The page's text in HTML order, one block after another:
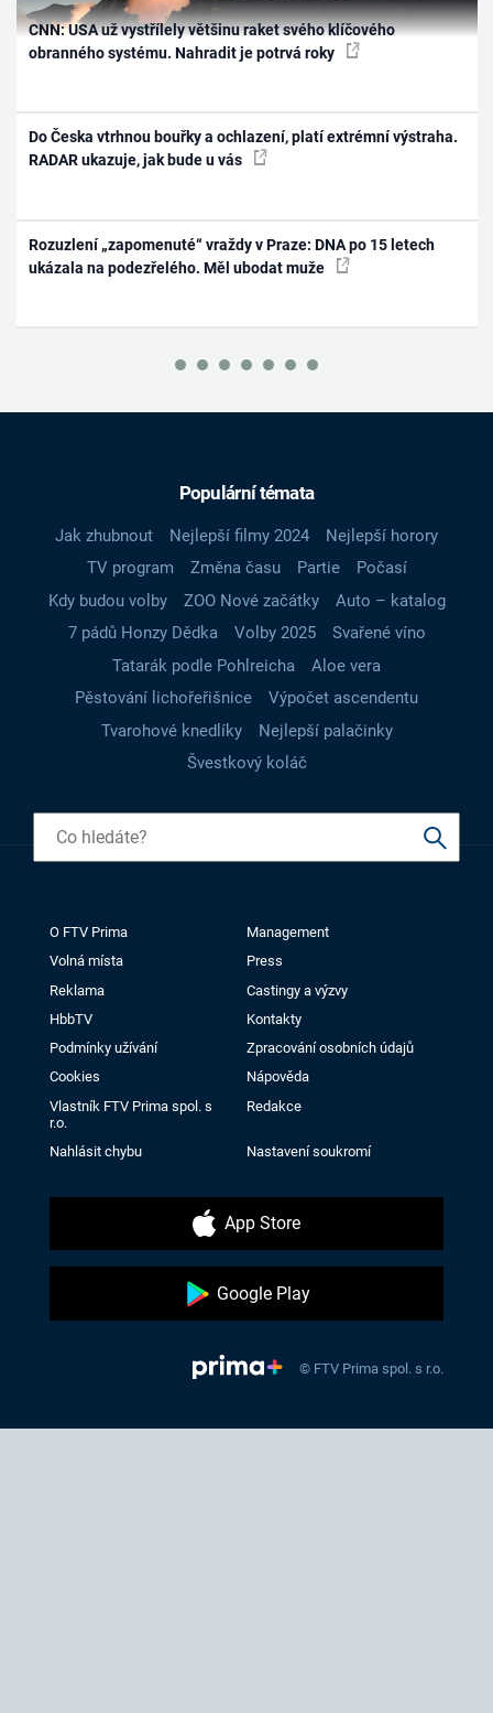
CNN: USA už vystřílely většinu raket svého klíčového
obranného systému. Nahradit je potrvá roky
Do Česka vtrhnou bouřky a ochlazení, platí extrémní výstraha.
RADAR ukazuje, jak bude u vás
Rozuzlení „zapomenuté“ vraždy v Praze: DNA po 15 letech
ukázala na podezřelého. Měl ubodat muže
Populární témata
Jak zhubnout Nejlepší filmy 2024
Nejlepší horory
TV program
Změna času Partie
Počasí
Kdy budou volby
ZOO Nové začátky
Auto – katalog
7 pádů Honzy Dědka
Volby 2025
Svařené víno
Tatarák podle Pohlreicha
Aloe vera
Pěstování lichořeřišnice
Výpočet ascendentu
Tvarohové knedlíky
Nejlepší palačinky
Švestkový koláč
O FTV Prima
Management
Volná místa
Press
Reklama
Castingy a výzvy
HbbTV
Kontakty
Podmínky užívání
Zpracování osobních údajů
Cookies
Nápověda
Vlastník FTV Prima spol. s
r.o.
Redakce
Nahlásit chybu Nastavení soukromí
App Store
Google Play
© FTV Prima spol. s r.o.